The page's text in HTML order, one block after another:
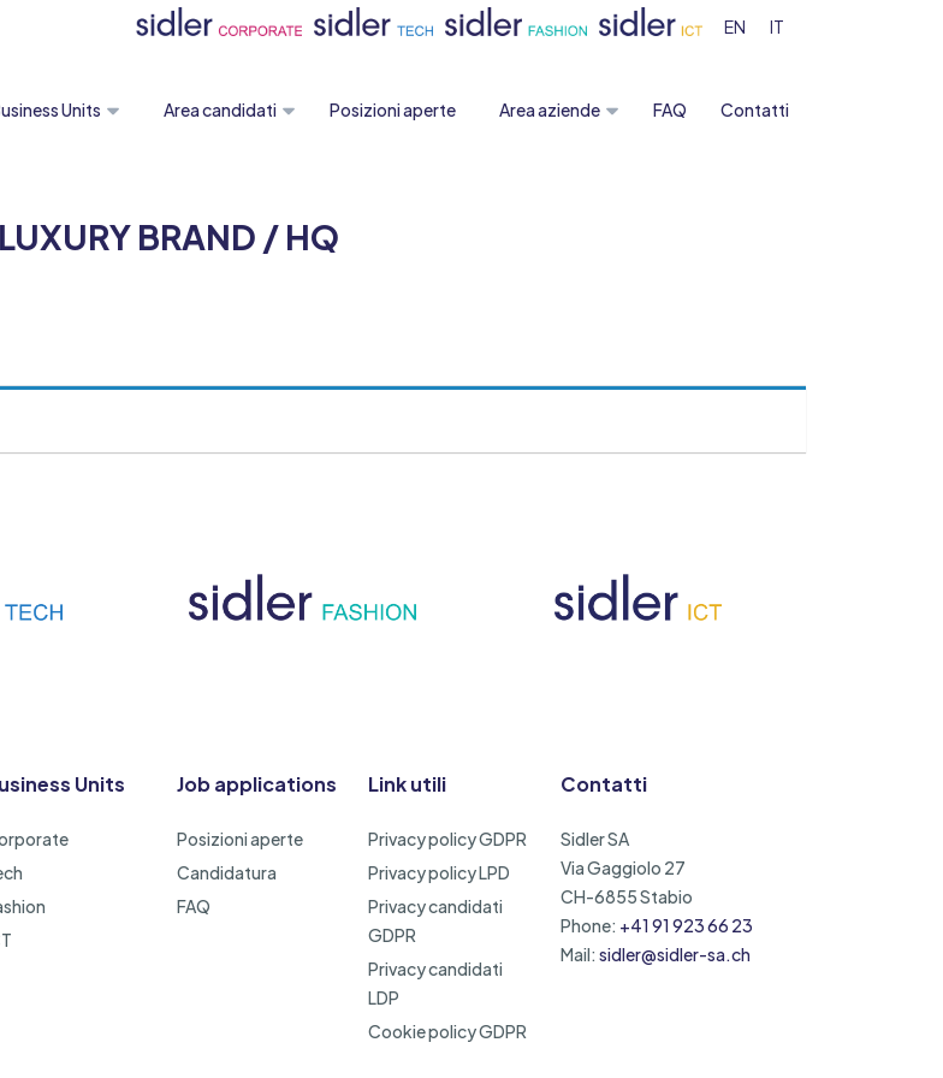
EN IT
Units Area candidati Posizioni aperte Area aziende FAQ Contatti
BRAND / HQ
Units Job applications
Posizioni aperte
Candidatura
FAQ
Link utili
Privacy policy GDPR
Privacy policy LPD
Privacy candidati
GDPR
Privacy candidati
LDP
Cookie policy GDPR
Contatti
Sidler SA
Via Gaggiolo 27
CH-6855 Stabio
Phone: +41 91 923 66 23
Mail: sidler@sidler-sa.ch